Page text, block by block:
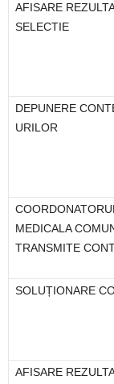
AFISARE
SELECTIE
DEPUNERE
URILOR
MEDICALA
TRANSMITE
SOLUȚIONARE
AFISARE